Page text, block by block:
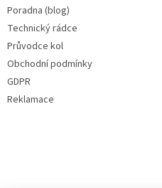
Poradna (blog)
Technický rádce
Průvodce kol
Obchodní podmínky
GDPR
Reklamace